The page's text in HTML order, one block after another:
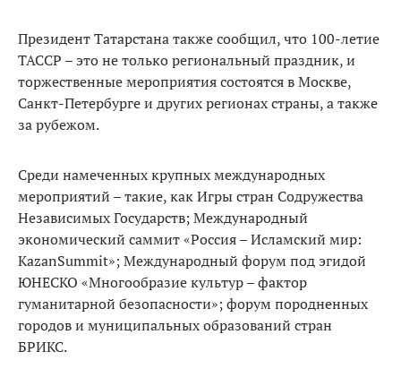
Президент Татарстана также сообщил, что 100-летие
ТАССР – это не только региональный праздник, и
торжественные мероприятия состоятся в Москве,
Санкт-Петербурге и других регионах страны, а также
за рубежом.
Среди намеченных крупных международных
мероприятий – такие, как Игры стран Содружества
Независимых Государств; Международный
экономический саммит «Россия – Исламский мир:
KazanSummit»; Международный форум под эгидой
ЮНЕСКО «Многообразие культур – фактор
гуманитарной безопасности»; форум породненных
городов и муниципальных образований стран
БРИКС.